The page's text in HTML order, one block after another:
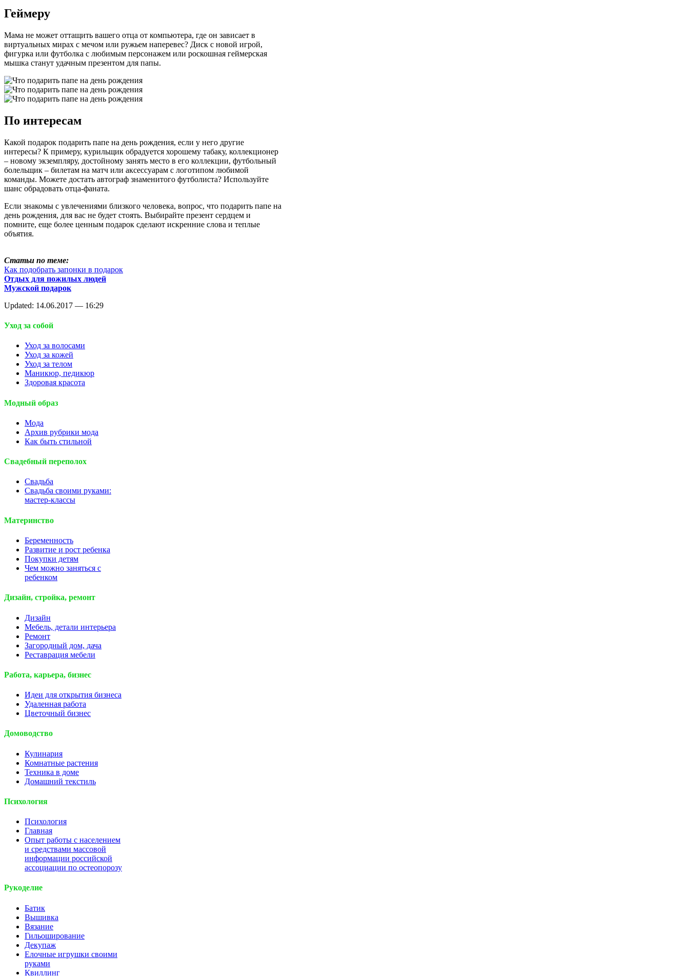
Геймеру
Мама не может оттащить вашего отца от компьютера, где он зависает в
виртуальных мирах с мечом или ружьем наперевес? Диск с новой игрой,
фигурка или футболка с любимым персонажем или роскошная геймерская
мышка станут удачным презентом для папы.
По интересам
Какой подарок подарить папе на день рождения, если у него другие
интересы? К примеру, курильщик обрадуется хорошему табаку, коллекционер
– новому экземпляру, достойному занять место в его коллекции, футбольный
болельщик – билетам на матч или аксессуарам с логотипом любимой
команды. Можете достать автограф знаменитого футболиста? Используйте
шанс обрадовать отца-фаната.
Если знакомы с увлечениями близкого человека, вопрос, что подарить папе на
день рождения, для вас не будет стоять. Выбирайте презент сердцем и
помните, еще более ценным подарок сделают искренние слова и теплые
объятия.
Статьи по теме:
Как подобрать запонки в подарок
Отдых для пожилых людей
Мужской подарок
Updated: 14.06.2017 — 16:29
Уход за собой
Уход за волосами
Уход за кожей
Уход за телом
Маникюр, педикюр
Здоровая красота
Модный образ
Мода
Архив рубрики мода
Как быть стильной
Свадебный переполох
Свадьба
Свадьба своими руками:
мастер-классы
Материнство
Беременность
Развитие и рост ребенка
Покупки детям
Чем можно заняться с
ребенком
Дизайн, стройка, ремонт
Дизайн
Мебель, детали интерьера
Ремонт
Загородный дом, дача
Реставрация мебели
Работа, карьера, бизнес
Идеи для открытия бизнеса
Удаленная работа
Цветочный бизнес
Домоводство
Кулинария
Комнатные растения
Техника в доме
Домашний текстиль
Психология
Психология
Главная
Опыт работы с населением
и средствами массовой
информации российской
ассоциации по остеопорозу
Рукоделие
Батик
Вышивка
Вязание
Гильоширование
Декупаж
Елочные игрушки своими
руками
Квиллинг